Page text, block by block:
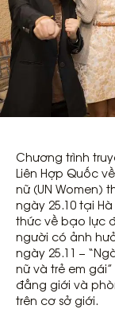
Chương trình
Liên Hợp Quốc
nữ (UN Women)
ngày 25.10 tại
thức về bạo lực
người có ảnh
ngày 25.11 –
nữ và trẻ em
đẳng giới và
trên cơ sở giới.